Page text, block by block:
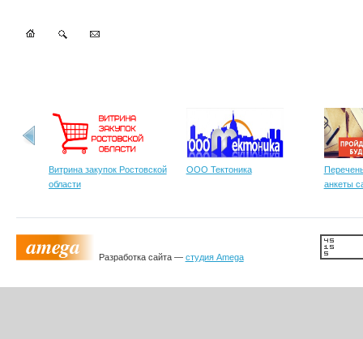
Витрина закупок Ростовской
области
ООО Тектоника
анкеты
Разработка сайта — студия Amega